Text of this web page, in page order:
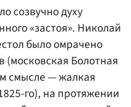
созвучно духу
«застоя». Николай
было омрачено
(московская Болотная
смысле — жалкая
го), на протяжении